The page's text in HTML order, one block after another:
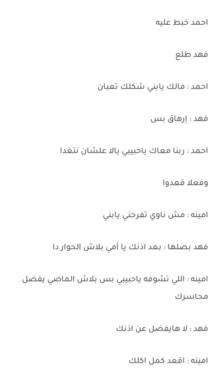
احمد خبط عليه
فهد طلع
احمد : مالك يابني شكلك تعبان
فهد : إرهاق بس
احمد : ربنا معاك ياحبيبي يالا علشان نتغدا
وفعلا قعدوا
امينه : مش ناوي تفرحني يابني
فهد بصلها : بعد اذنك يا أمي بلاش الحوار دا
امينه : اللي تشوفه ياحبيبي بس بلاش الماضي يفضل
محاسرك
فهد : لا هايفضل عن اذنك
امينه : اقعد كمل اكلك